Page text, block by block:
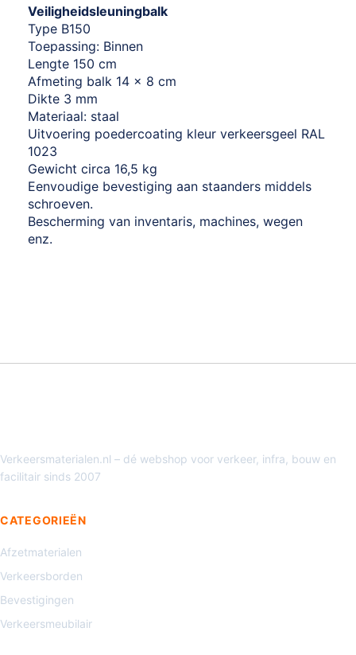
Veiligheidsleuningbalk
Type B150
Toepassing: Binnen
Lengte 150 cm
Afmeting balk 14 x 8 cm
Dikte 3 mm
Materiaal: staal
Uitvoering poedercoating kleur verkeersgeel RAL
1023
Gewicht circa 16,5 kg
Eenvoudige bevestiging aan staanders middels
schroeven.
Bescherming van inventaris, machines, wegen
enz.
Verkeersmaterialen.nl – dé webshop voor verkeer, infra, bouw en
facilitair sinds 2007
CATEGORIEËN
Afzetmaterialen
Verkeersborden
Bevestigingen
Verkeersmeubilair